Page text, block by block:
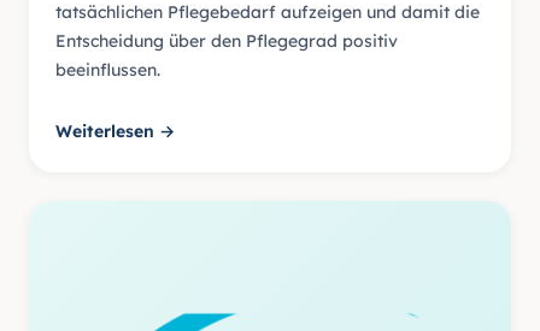
tatsächlichen Pflegebedarf aufzeigen und damit die
Entscheidung über den Pflegegrad positiv
beeinflussen.
Weiterlesen →